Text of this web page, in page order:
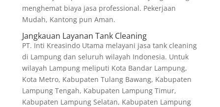
menghemat biaya jasa professional. Pekerjaan
Mudah, Kantong pun Aman.
Jangkauan Layanan Tank Cleaning
PT. Inti Kreasindo Utama melayani jasa tank cleaning
di Lampung dan seluruh wilayah Indonesia. Untuk
wilayah Lampung meliputi Kota Bandar Lampung,
Kota Metro, Kabupaten Tulang Bawang, Kabupaten
Lampung Tengah, Kabupaten Lampung Timur,
Kabupaten Lampung Selatan, Kabupaten Lampung